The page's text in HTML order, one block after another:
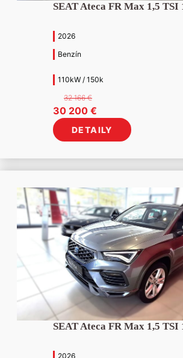
SEAT Ateca FR Max 1,5 TSI
2026
Benzín
110kW / 150k
32 166€
Pôvodná
cena
bola:
166 €.
30 200 €
cena
je:
200 €.
DETAILY
SEAT Ateca FR Max 1,5 TSI
2026